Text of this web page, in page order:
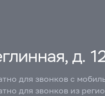
д.
для звонков с
для звонков из